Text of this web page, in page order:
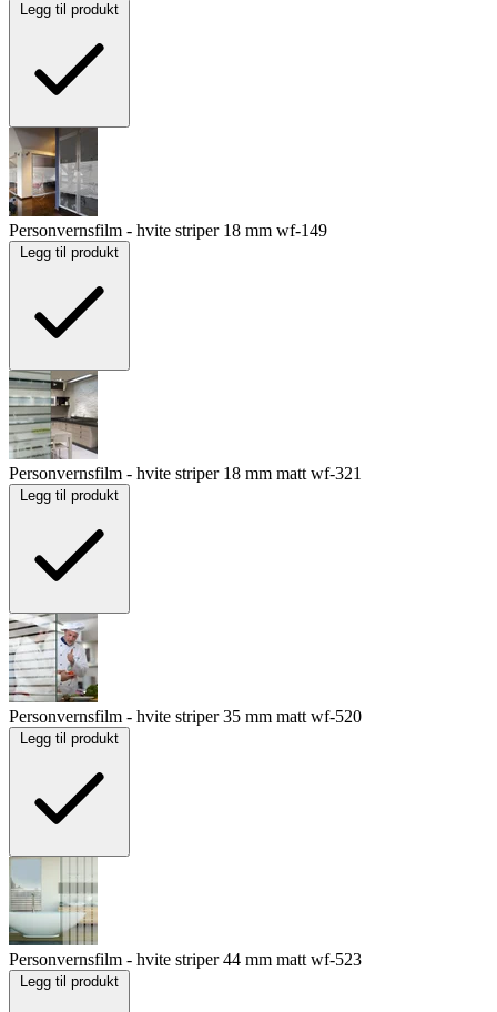
Legg til produkt
Personvernsfilm - hvite striper 18 mm wf-149
Legg til produkt
Personvernsfilm - hvite striper 18 mm matt wf-321
Legg til produkt
Personvernsfilm - hvite striper 35 mm matt wf-520
Legg til produkt
Personvernsfilm - hvite striper 44 mm matt wf-523
Legg til produkt